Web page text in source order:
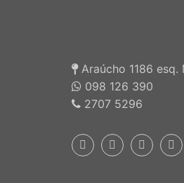
Araúcho 1186 esq.
098 126 390
2707 5296